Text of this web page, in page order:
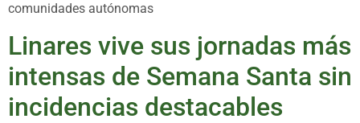
comunidades autónomas
Linares vive sus jornadas más
intensas de Semana Santa sin
incidencias destacables